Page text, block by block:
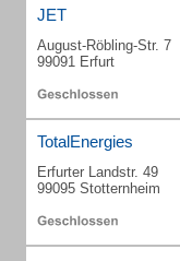
JET
August-Röbling-Str. 7
99091 Erfurt
TotalEnergies
Erfurter Landstr. 49
99095 Stotternheim